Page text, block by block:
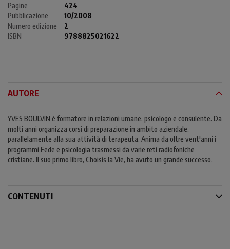
Pagine
424
Pubblicazione
10/2008
Numero edizione
2
ISBN
9788825021622
AUTORE
YVES BOULVIN è formatore in relazioni umane, psicologo e consulente. Da
molti anni organizza corsi di preparazione in ambito aziendale,
parallelamente alla sua attività di terapeuta. Anima da oltre vent'anni i
programmi Fede e psicologia trasmessi da varie reti radiofoniche
cristiane. Il suo primo libro, Choisis la Vie, ha avuto un grande successo.
CONTENUTI